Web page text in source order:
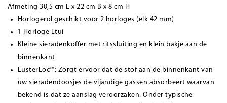
Afmeting 30,5 cm L x 22 cm B x 8 cm H
Horlogerol geschikt voor 2 horloges (elk 42 mm)
1 Horloge Etui
Kleine sieradenkoffer met ritssluiting en klein bakje aan de
binnenkant
LusterLoc™: Zorgt ervoor dat de stof aan de binnenkant van
uw sieradendoosjes de vijandige gassen absorbeert waarvan
bekend is dat ze aanslag veroorzaken. Onder typische